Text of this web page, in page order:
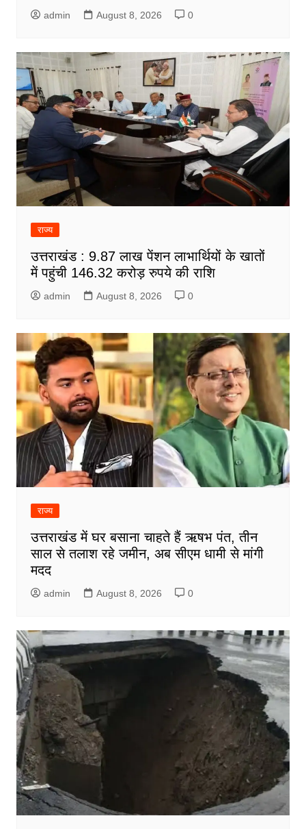
admin August 8, 2026 0
राज्य
उत्तराखंड : 9.87 लाख पेंशन लाभार्थियों के खातों
में पहुंची 146.32 करोड़ रुपये की राशि
admin August 8, 2026 0
राज्य
उत्तराखंड में घर बसाना चाहते हैं ऋषभ पंत, तीन
साल से तलाश रहे जमीन, अब सीएम धामी से मांगी
मदद
admin August 8, 2026 0